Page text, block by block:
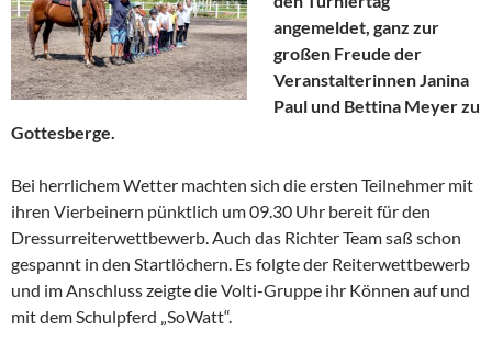
angemeldet, ganz zur
großen Freude der
Veranstalterinnen Janina
Paul und Bettina Meyer zu
Gottesberge.
Bei herrlichem Wetter machten sich die ersten Teilnehmer mit
ihren Vierbeinern pünktlich um 09.30 Uhr bereit für den
Dressurreiterwettbewerb. Auch das Richter Team saß schon
gespannt in den Startlöchern. Es folgte der Reiterwettbewerb
und im Anschluss zeigte die Volti-Gruppe ihr Können auf und
mit dem Schulpferd „SoWatt“.